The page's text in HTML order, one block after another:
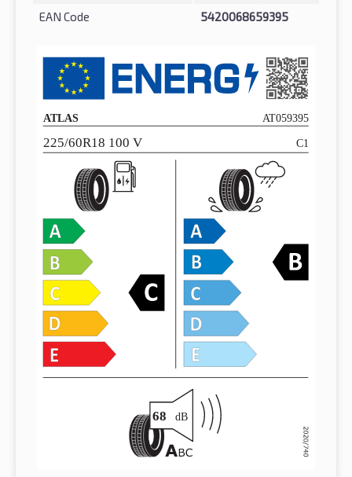
EAN Code
5420068659395